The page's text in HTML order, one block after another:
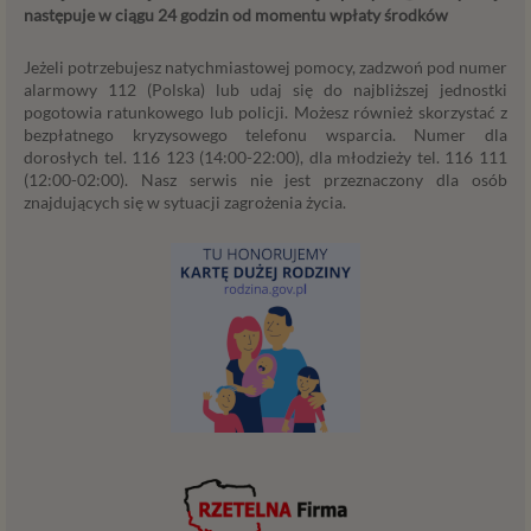
następuje w ciągu 24 godzin od momentu wpłaty środków
Jeżeli potrzebujesz natychmiastowej pomocy, zadzwoń pod numer
alarmowy 112 (Polska) lub udaj się do najbliższej jednostki
pogotowia ratunkowego lub policji. Możesz również skorzystać z
bezpłatnego kryzysowego telefonu wsparcia. Numer dla
dorosłych tel. 116 123 (14:00-22:00), dla młodzieży tel. 116 111
(12:00-02:00). Nasz serwis nie jest przeznaczony dla osób
znajdujących się w sytuacji zagrożenia życia.
powyżej. Twoje dane przetwarzane będą do czasu
przypadku udzielenia zgody do momentu jej cofnięcia,
ograniczenia lub innych działań z Twojej strony
ograniczających tę zgodę, w przypadku niezbędności
danych do wykonania umowy – przez czas jej
wykonywania, a w przypadku, gdy podstawą
przetwarzania danych jest uzasadniony interes
Administratorami Twoich danych osobowych Psychology
Consulting Aneta Styńska właściciel serwisu
internetowego Psychorada.pl. Pełne dane administratora
możesz sprawdzić wchodząc na podstrone Kontakt.
Partnerach, czyli firmach i innych podmiotów, z którymi
współpracujemy głównie w zakresie administracyjnym,